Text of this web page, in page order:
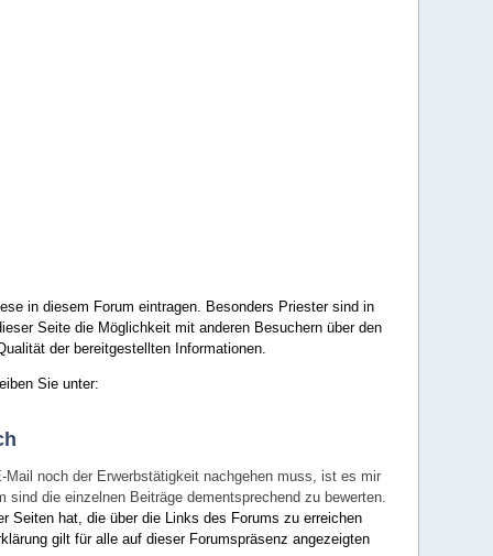
in diesem Forum eintragen. Besonders Priester sind in
Seite die Möglichkeit mit anderen Besuchern über den
der bereitgestellten Informationen.
Sie unter:
noch der Erwerbstätigkeit nachgehen muss, ist es mir
die einzelnen Beiträge dementsprechend zu bewerten.
Seiten hat, die über die Links des Forums zu erreichen
gilt für alle auf dieser Forumspräsenz angezeigten